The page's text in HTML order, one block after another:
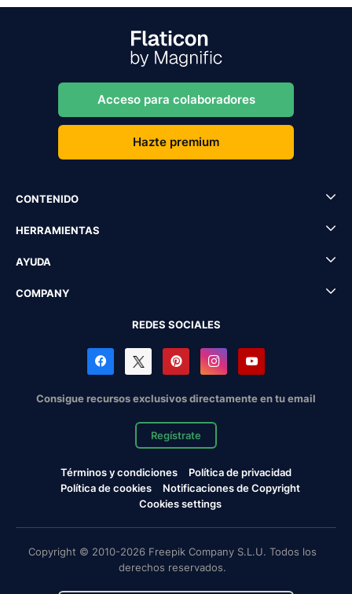
Acceso para colaboradores
Hazte premium
CONTENIDO
HERRAMIENTAS
AYUDA
COMPANY
REDES SOCIALES
Consigue recursos exclusivos directamente en tu email
Regístrate
Términos y condiciones
Política de privacidad
Política de cookies
Notificaciones de Copyright
Cookies settings
Copyright © 2010-2026 Freepik Company S.L.U. Todos los
derechos reservados.